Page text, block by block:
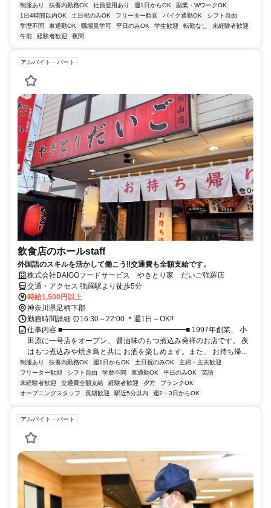
制服あり 扶養内勤務OK 社員登用あり 週1日からOK
副業・WワークOK
1日4時間以内OK
土日祝のみOK フリーター歓迎 バイク通勤OK
シフト自由
学歴不問
車通勤OK 職場見学可 平日のみOK 学生歓迎 転勤なし
未経験者歓迎
午前
経験者歓迎 夜間
アルバイト・パート
飲食店のホールstaff
外国語のスキルを活かして働こう‼交通費も全額支給です。
株式会社DAIGOフードサービス やきとり家 だいご強羅店
交通・アクセス 強羅駅より徒歩5分
時給1,500円以上
神奈川県足柄下郡
勤務時間詳細 ⏰16:30～22:00 ＊週1日～OK!!
仕事内容 ■━━━━━━━━━━━━━━━━━■ 1997年創業、 小
田原に一号店をオープン。 醤油味のもつ煮込み発祥のお店です。 夜
はもつ煮込みや焼き鳥と共に お酒を楽しめます。また、 お持ち帰...
制服あり 扶養内勤務OK 週1日からOK 土日祝のみOK
主婦・主夫歓迎
フリーター歓迎
シフト自由 学歴不問 車通勤OK 平日のみOK
英語
未経験者歓迎
交通費全額支給 経験者歓迎 夕方
ブランクOK
オープニングスタッフ
長期歓迎 駅近5分以内 週2・3日からOK
アルバイト・パート